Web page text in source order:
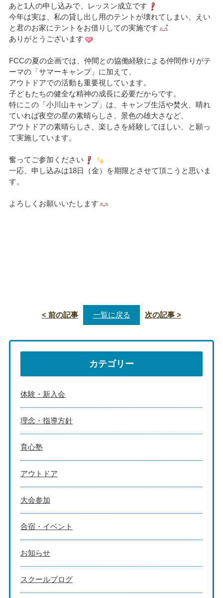
あと1人の申し込みで、レッスン成立です
今年は実は、私の貸し出し用のテントが壊れてしまい、えい
と君のお家にテントをお借りしての実施です
ありがとうございます
FCCの夏の企画では、仲間との協働経験による仲間作りがテ
ーマの「サマーキャンプ」に加えて、
アウトドアでの活動も重要視しています。
子どもたちの健全な精神の成長に必要だからです。
特にこの「小川山キャンプ」は、キャンプ生活や焚火、晴れ
ていれば夜空の星の素晴らしさ、景色の雄大さなど、
アウトドアの素晴らしさ、楽しさを経験してほしい、と願っ
て実施しています。
奮ってご参加ください
一応、申し込みは18日（金）を期限とさせて頂こうと思いま
す。
よろしくお願いいたします
< 前の記事 一覧に戻る 次の記事 >
カテゴリー
体験・新入会
理念・指導方針
育心塾
アウトドア
大会参加
合宿・イベント
お知らせ
スクールブログ